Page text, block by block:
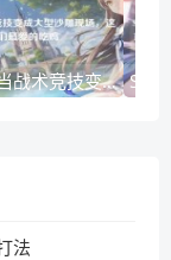
绝地求生，当战术竞技变成大型沙雕现场，这才是我们最爱的吃鸡
法